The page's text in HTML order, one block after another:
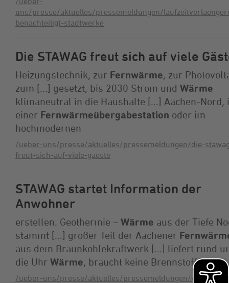
uns/presse/aktuelles/pressemeldungen/
benachteiligt-stadtwerke
Die STAWAG freut sich auf viele
Heizungstechnik, zur Fernwärme, zur
zum [...] gesetzt, bis 2030 Strom und Wärme
klimaneutral in die Haushalte [...] Aachen-Nord,
einer Fernwärmeübergabestation oder im
hochmodernen
/ueber-uns/presse/aktuelles/pressemeldungen/die-
freut-sich-auf-viele-gaeste
STAWAG startet Information der
Anwohner
erstellen. Geothermie – Wärme aus der Tiefe
stammt [...] großer Teil der Aachener
aus dem Braunkohlekraftwerk [...] liefert rund
die Uhr Wärme, braucht keine Brennstoffe
/ueber-uns/presse/aktuelles/pressemeldungen/